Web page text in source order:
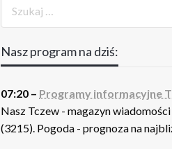
Nasz program na dziś:
07:20 – Programy informacyjne
Nasz Tczew - magazyn
(3215). Pogoda - prognoza na